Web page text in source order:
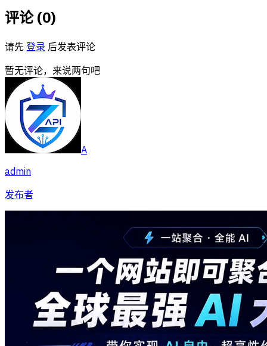
评论 (0)
请先 登录 后发表评论
暂无评论，来说两句吧
A
admin
发布者